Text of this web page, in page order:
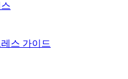
스 가이드